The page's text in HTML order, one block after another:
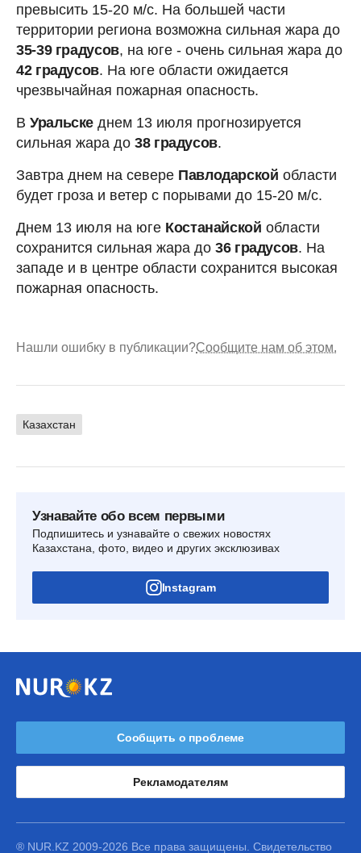
превысить 15-20 м/с. На большей части
территории региона возможна сильная жара до
35-39 градусов, на юге - очень сильная жара до
42 градусов. На юге области ожидается
чрезвычайная пожарная опасность.
В Уральске днем 13 июля прогнозируется
сильная жара до 38 градусов.
Завтра днем на севере Павлодарской области
будет гроза и ветер с порывами до 15-20 м/с.
Днем 13 июля на юге Костанайской области
сохранится сильная жара до 36 градусов. На
западе и в центре области сохранится высокая
пожарная опасность.
Нашли ошибку в публикации?Сообщите нам об этом.
Казахстан
Узнавайте обо всем первыми
Подпишитесь и узнавайте о свежих новостях
Казахстана, фото, видео и других эксклюзивах
Instagram
Сообщить о проблеме
Рекламодателям
® NUR.KZ 2009-2026 Все права защищены. Свидетельство